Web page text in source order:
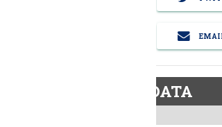
BiodieselDATA